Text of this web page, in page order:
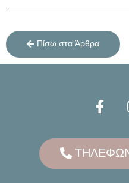
Πίσω στα Άρθρα